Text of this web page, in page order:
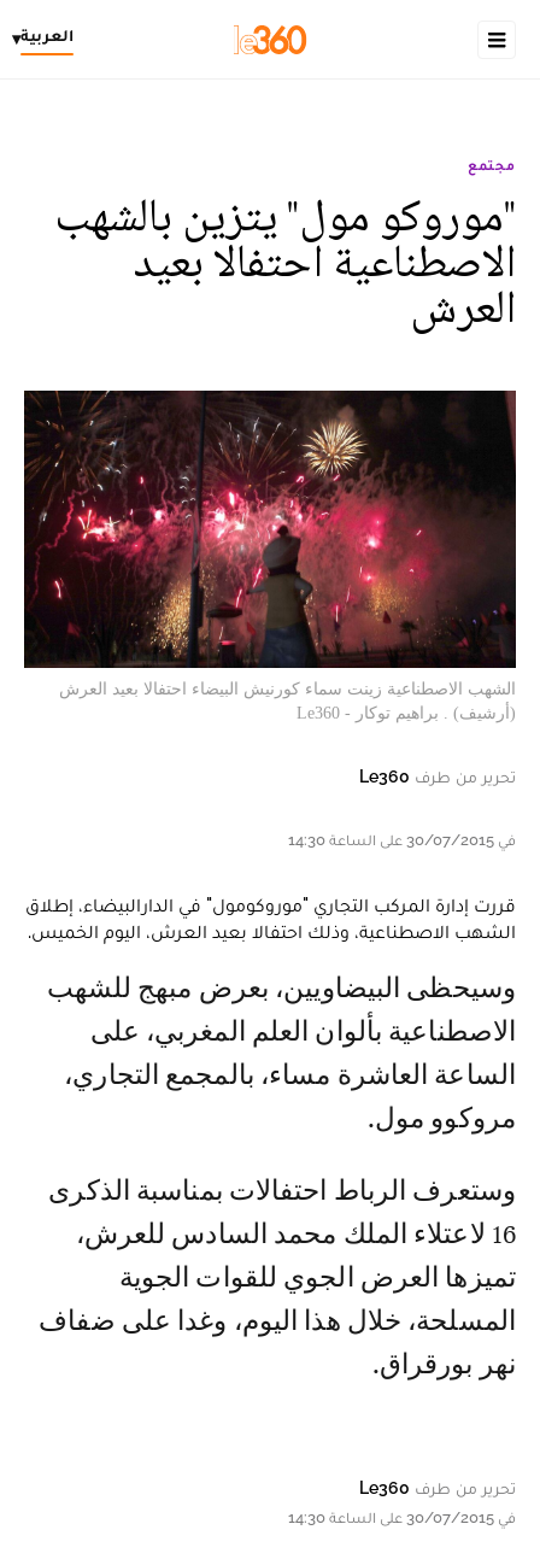
العربية▾
مجتمع
"موروكو مول" يتزين بالشهب
الاصطناعية احتفالا بعيد
العرش
الشهب الاصطناعية زينت سماء كورنيش البيضاء احتفالا بعيد العرش
(أرشيف) . براهيم توكار - Le360
تحرير من طرف Le360
في 30/07/2015 على الساعة 14:30
قررت إدارة المركب التجاري "موروكومول" في الدارالبيضاء، إطلاق
الشهب الاصطناعية، وذلك احتفالا بعيد العرش، اليوم الخميس.
وسيحظى البيضاويين، بعرض مبهج للشهب
الاصطناعية بألوان العلم المغربي، على
الساعة العاشرة مساء، بالمجمع التجاري،
مروكوو مول.
وستعرف الرباط احتفالات بمناسبة الذكرى
16 لاعتلاء الملك محمد السادس للعرش،
تميزها العرض الجوي للقوات الجوية
المسلحة، خلال هذا اليوم، وغدا على ضفاف
نهر بورقراق.
تحرير من طرف Le360
في 30/07/2015 على الساعة 14:30